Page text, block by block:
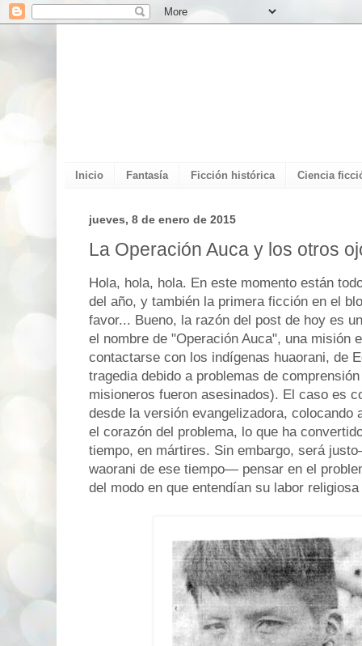
Inicio Fantasía Ficción histórica Ciencia
jueves, 8 de enero de 2015
La Operación Auca y los otros
Hola, hola, hola. En este momento están
del año, y también la primera ficción en el
favor... Bueno, la razón del post de hoy es
el nombre de "Operación Auca", una misión
contactarse con los indígenas huaorani, de
tragedia debido a problemas de
misioneros fueron asesinados). El caso es
desde la versión evangelizadora, colocando
el corazón del problema, lo que ha
tiempo, en mártires. Sin embargo, será
waorani de ese tiempo— pensar en el
del modo en que entendían su labor